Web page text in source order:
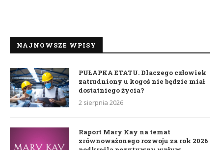
NAJNOWSZE WPISY
PUŁAPKA ETATU. Dlaczego człowiek
zatrudniony u kogoś nie będzie miał
dostatniego życia?
2 sierpnia 2026
Raport Mary Kay na temat
zrównoważonego rozwoju za rok 2026